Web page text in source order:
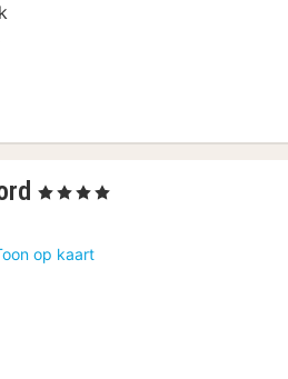
4
vanaf
€
, 4 Sterren
op kaart